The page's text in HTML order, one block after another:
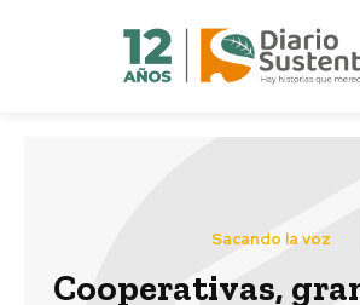
Sacando la voz
Cooperativas,